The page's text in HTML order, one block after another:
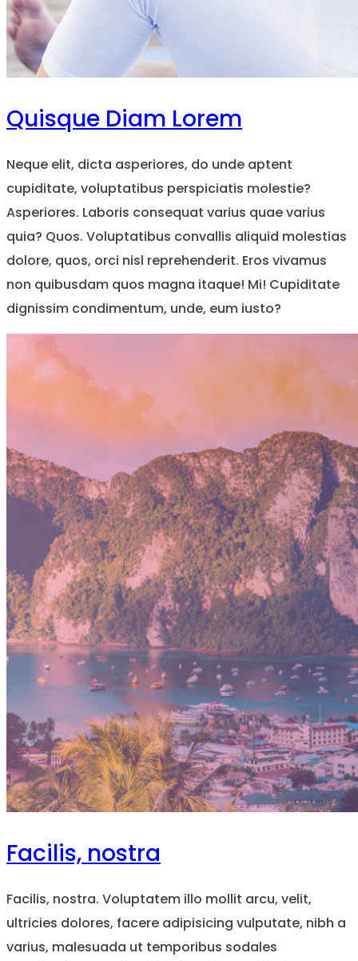
Quisque Diam Lorem
Neque elit, dicta asperiores, do unde aptent
cupiditate, voluptatibus perspiciatis molestie?
Asperiores. Laboris consequat varius quae varius
quia? Quos. Voluptatibus convallis aliquid molestias
dolore, quos, orci nisl reprehenderit. Eros vivamus
non quibusdam quos magna itaque! Mi! Cupiditate
dignissim condimentum, unde, eum iusto?
Facilis, nostra
Facilis, nostra. Voluptatem illo mollit arcu, velit,
ultricies dolores, facere adipisicing vulputate, nibh a
varius, malesuada ut temporibus sodales